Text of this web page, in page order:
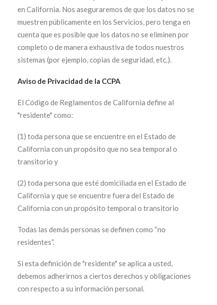
en California. Nos aseguraremos de que los datos no se
muestren públicamente en los Servicios, pero tenga en
cuenta que es posible que los datos no se eliminen por
completo o de manera exhaustiva de todos nuestros
sistemas (por ejemplo, copias de seguridad, etc.).
Aviso de Privacidad de la CCPA
El Código de Reglamentos de California define al
"residente" como:
(1) toda persona que se encuentre en el Estado de
California con un propósito que no sea temporal o
transitorio y
(2) toda persona que esté domiciliada en el Estado de
California y que se encuentre fuera del Estado de
California con un propósito temporal o transitorio
Todas las demás personas se definen como “no
residentes”.
Si esta definición de "residente" se aplica a usted,
debemos adherirnos a ciertos derechos y obligaciones
con respecto a su información personal.